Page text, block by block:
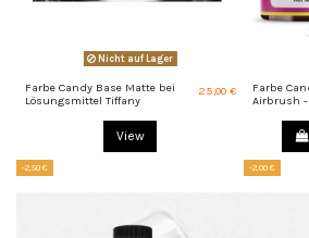
Nicht auf Lager
Farbe Candy Base Matte bei
Lösungsmittel Tiffany
25,00 €
View
Farbe
Airbrush -
-2,50 € -2,00 €